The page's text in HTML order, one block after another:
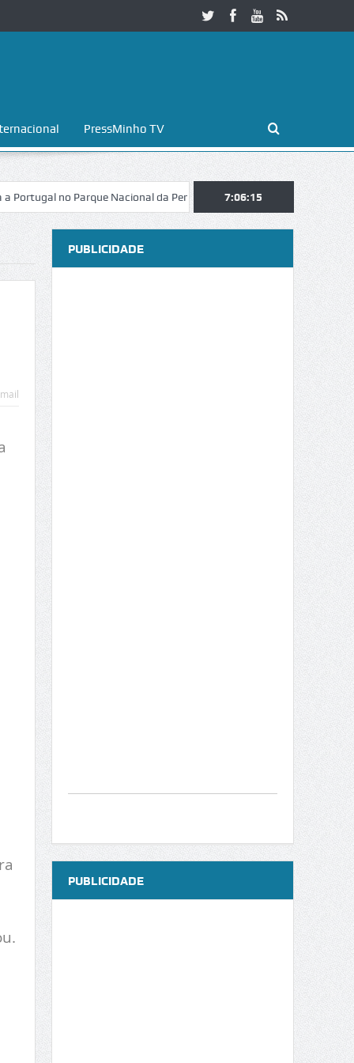
PressMinho TV
Parque Nacional da Peneda-Gerês Esposende. Galaicofolia
7:06:16
PUBLICIDADE
PUBLICIDADE